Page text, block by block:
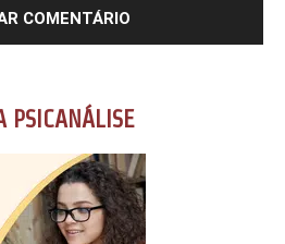
PSICANÁLISE